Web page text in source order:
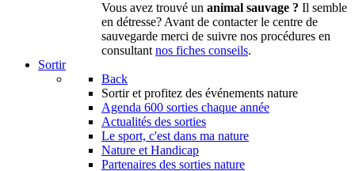
Vous avez trouvé un animal sauvage ? Il semble
en détresse? Avant de contacter le centre de
sauvegarde merci de suivre nos procédures en
consultant nos fiches conseils.
Sortir
Back
Sortir et profitez des événements nature
Agenda 600 sorties chaque année
Actualités des sorties
Le sport, c'est dans ma nature
Nature et Handicap
Partenaires des sorties nature